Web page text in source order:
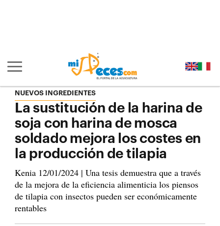
Mostrar/ocultar navegación principal
NUEVOS INGREDIENTES
La sustitución de la harina de
soja con harina de mosca
soldado mejora los costes en
la producción de tilapia
Kenia 12/01/2024 | Una tesis demuestra que a través
de la mejora de la eficiencia alimenticia los piensos
de tilapia con insectos pueden ser económicamente
rentables